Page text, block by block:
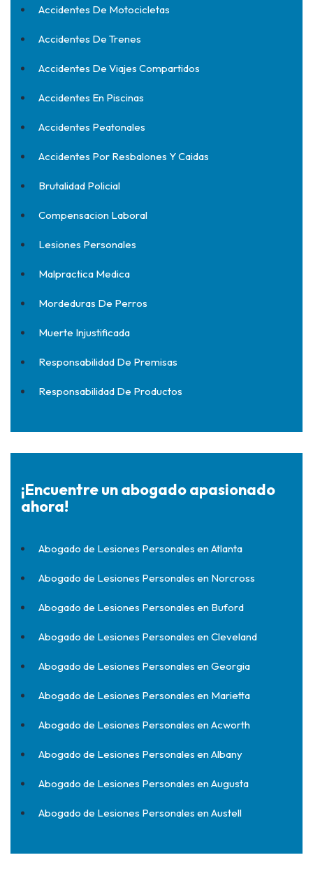
Accidentes De Motocicletas
Accidentes De Trenes
Accidentes De Viajes Compartidos
Accidentes En Piscinas
Accidentes Peatonales
Accidentes Por Resbalones Y Caidas
Brutalidad Policial
Compensacion Laboral
Lesiones Personales
Malpractica Medica
Mordeduras De Perros
Muerte Injustificada
Responsabilidad De Premisas
Responsabilidad De Productos
¡Encuentre un abogado apasionado
ahora!
Abogado de Lesiones Personales en Atlanta
Abogado de Lesiones Personales en Norcross
Abogado de Lesiones Personales en Buford
Abogado de Lesiones Personales en Cleveland
Abogado de Lesiones Personales en Georgia
Abogado de Lesiones Personales en Marietta
Abogado de Lesiones Personales en Acworth
Abogado de Lesiones Personales en Albany
Abogado de Lesiones Personales en Augusta
Abogado de Lesiones Personales en Austell